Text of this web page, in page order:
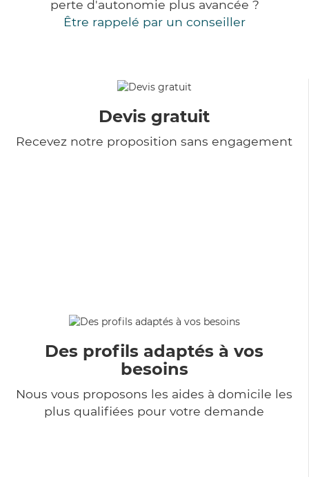
perte d'autonomie plus avancée ?
Être rappelé par un conseiller
Devis gratuit
Recevez notre proposition sans engagement
Des profils adaptés à vos
besoins
Nous vous proposons les aides à domicile les
plus qualifiées pour votre demande